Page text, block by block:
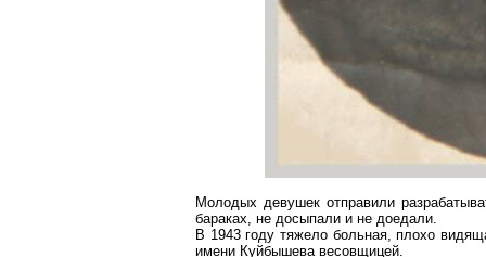
Молодых девушек отправили
бараках, не досыпали и не доедали.
В 1943 году тяжело больная, плохо
имени Куйбышева весовщицей.